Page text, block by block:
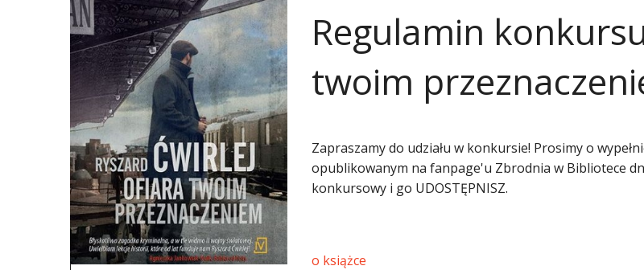
Regulamin
twoim
Zapraszamy do udziału w konkursie! Prosimy o
opublikowanym na fanpage'u Zbrodnia w Bibliotece
konkursowy i go UDOSTĘPNISZ.
o książce